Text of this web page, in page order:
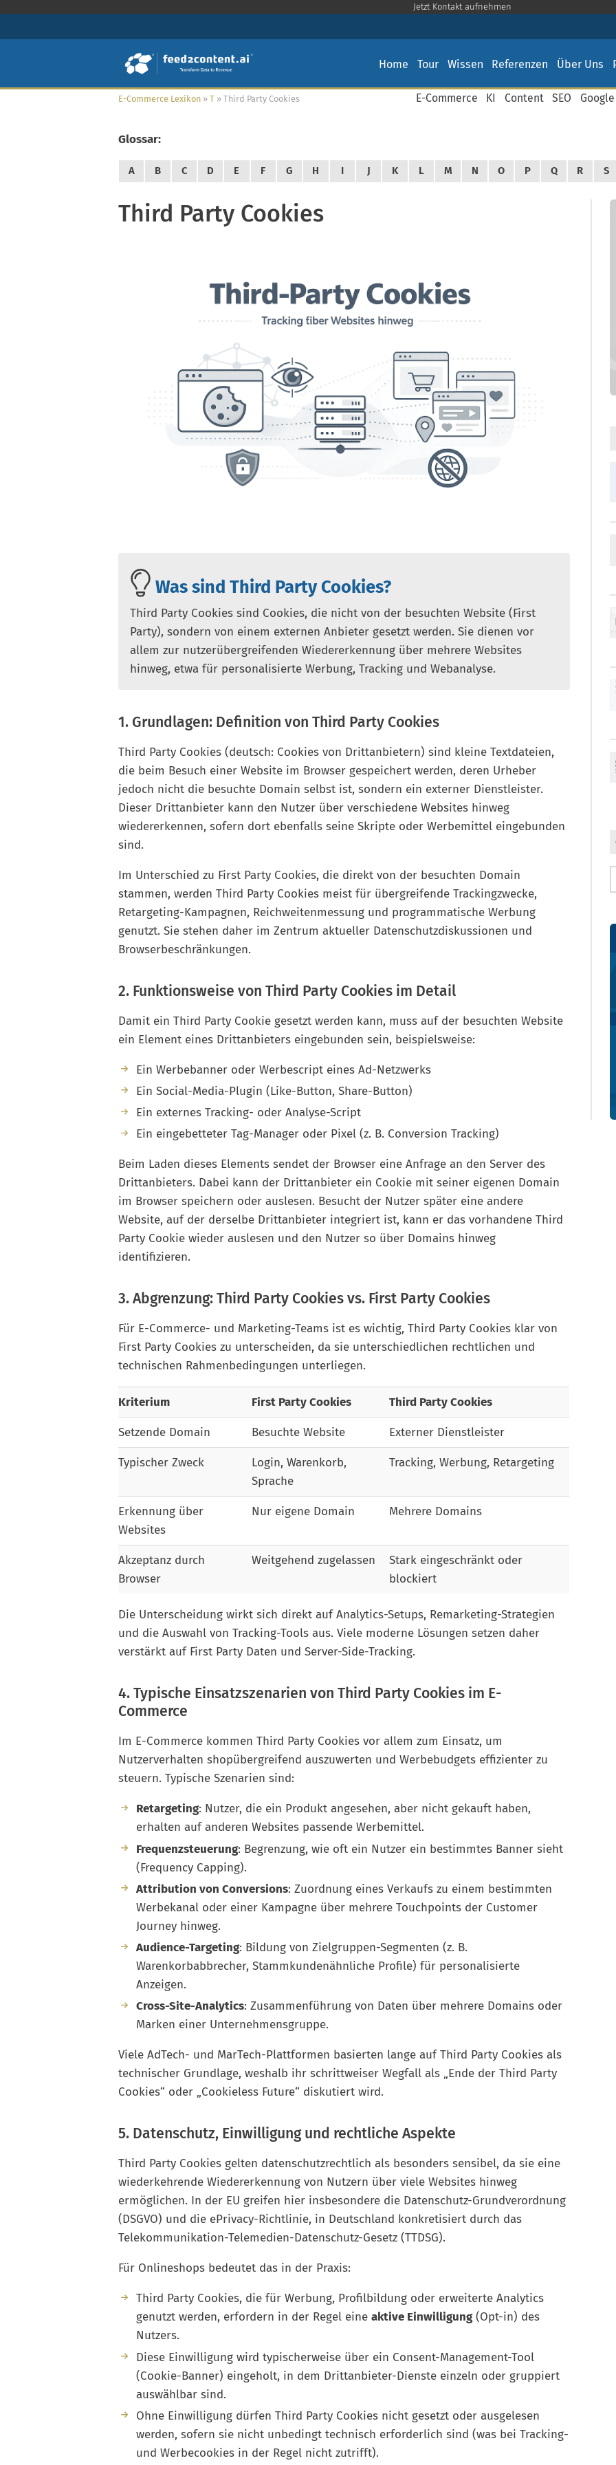
Jetzt Kontakt aufnehmen
Home Tour Wissen Referenzen Über Uns
E-Commerce Lexikon » T » Third Party Cookies E-Commerce KI Content SEO
Glossar:
A B C D E F G H I J K L M N O P Q R S
Third Party Cookies
Was sind Third Party Cookies?
Third Party Cookies sind Cookies, die nicht von der besuchten Website (First
Party), sondern von einem externen Anbieter gesetzt werden. Sie dienen vor
allem zur nutzerübergreifenden Wiedererkennung über mehrere Websites
hinweg, etwa für personalisierte Werbung, Tracking und Webanalyse.
1. Grundlagen: Definition von Third Party Cookies
Third Party Cookies (deutsch: Cookies von Drittanbietern) sind kleine Textdateien,
die beim Besuch einer Website im Browser gespeichert werden, deren Urheber
jedoch nicht die besuchte Domain selbst ist, sondern ein externer Dienstleister.
Dieser Drittanbieter kann den Nutzer über verschiedene Websites hinweg
wiedererkennen, sofern dort ebenfalls seine Skripte oder Werbemittel eingebunden
sind.
Im Unterschied zu First Party Cookies, die direkt von der besuchten Domain
stammen, werden Third Party Cookies meist für übergreifende Trackingzwecke,
Retargeting-Kampagnen, Reichweitenmessung und programmatische Werbung
genutzt. Sie stehen daher im Zentrum aktueller Datenschutzdiskussionen und
Browserbeschränkungen.
2. Funktionsweise von Third Party Cookies im Detail
Damit ein Third Party Cookie gesetzt werden kann, muss auf der besuchten Website
ein Element eines Drittanbieters eingebunden sein, beispielsweise:
Ein Werbebanner oder Werbescript eines Ad-Netzwerks
Ein Social-Media-Plugin (Like-Button, Share-Button)
Ein externes Tracking- oder Analyse-Script
Ein eingebetteter Tag-Manager oder Pixel (z. B. Conversion Tracking)
Beim Laden dieses Elements sendet der Browser eine Anfrage an den Server des
Drittanbieters. Dabei kann der Drittanbieter ein Cookie mit seiner eigenen Domain
im Browser speichern oder auslesen. Besucht der Nutzer später eine andere
Website, auf der derselbe Drittanbieter integriert ist, kann er das vorhandene Third
Party Cookie wieder auslesen und den Nutzer so über Domains hinweg
identifizieren.
3. Abgrenzung: Third Party Cookies vs. First Party Cookies
Für E-Commerce- und Marketing-Teams ist es wichtig, Third Party Cookies klar von
First Party Cookies zu unterscheiden, da sie unterschiedlichen rechtlichen und
technischen Rahmenbedingungen unterliegen.
Kriterium First Party Cookies Third Party Cookies
Setzende Domain Besuchte Website Externer Dienstleister
Typischer Zweck
Login, Warenkorb,
Sprache
Tracking, Werbung, Retargeting
Erkennung über
Websites
Nur eigene Domain Mehrere Domains
Akzeptanz durch
Browser
Weitgehend zugelassen
Stark eingeschränkt oder
blockiert
Die Unterscheidung wirkt sich direkt auf Analytics-Setups, Remarketing-Strategien
und die Auswahl von Tracking-Tools aus. Viele moderne Lösungen setzen daher
verstärkt auf First Party Daten und Server-Side-Tracking.
4. Typische Einsatzszenarien von Third Party Cookies im E-
Commerce
Im E-Commerce kommen Third Party Cookies vor allem zum Einsatz, um
Nutzerverhalten shopübergreifend auszuwerten und Werbebudgets effizienter zu
steuern. Typische Szenarien sind:
Retargeting: Nutzer, die ein Produkt angesehen, aber nicht gekauft haben,
erhalten auf anderen Websites passende Werbemittel.
Frequenzsteuerung: Begrenzung, wie oft ein Nutzer ein bestimmtes Banner sieht
(Frequency Capping).
Attribution von Conversions: Zuordnung eines Verkaufs zu einem bestimmten
Werbekanal oder einer Kampagne über mehrere Touchpoints der Customer
Journey hinweg.
Audience-Targeting: Bildung von Zielgruppen-Segmenten (z. B.
Warenkorbabbrecher, Stammkundenähnliche Profile) für personalisierte
Anzeigen.
Cross-Site-Analytics: Zusammenführung von Daten über mehrere Domains oder
Marken einer Unternehmensgruppe.
Viele AdTech- und MarTech-Plattformen basierten lange auf Third Party Cookies als
technischer Grundlage, weshalb ihr schrittweiser Wegfall als „Ende der Third Party
Cookies“ oder „Cookieless Future“ diskutiert wird.
5. Datenschutz, Einwilligung und rechtliche Aspekte
Third Party Cookies gelten datenschutzrechtlich als besonders sensibel, da sie eine
wiederkehrende Wiedererkennung von Nutzern über viele Websites hinweg
ermöglichen. In der EU greifen hier insbesondere die Datenschutz-Grundverordnung
(DSGVO) und die ePrivacy-Richtlinie, in Deutschland konkretisiert durch das
Telekommunikation-Telemedien-Datenschutz-Gesetz (TTDSG).
Für Onlineshops bedeutet das in der Praxis:
Third Party Cookies, die für Werbung, Profilbildung oder erweiterte Analytics
genutzt werden, erfordern in der Regel eine aktive Einwilligung(Opt-in) des
Nutzers.
Diese Einwilligung wird typischerweise über ein Consent-Management-Tool
(Cookie-Banner) eingeholt, in dem Drittanbieter-Dienste einzeln oder gruppiert
auswählbar sind.
Ohne Einwilligung dürfen Third Party Cookies nicht gesetzt oder ausgelesen
werden, sofern sie nicht unbedingt technisch erforderlich sind (was bei Tracking-
und Werbecookies in der Regel nicht zutrifft).